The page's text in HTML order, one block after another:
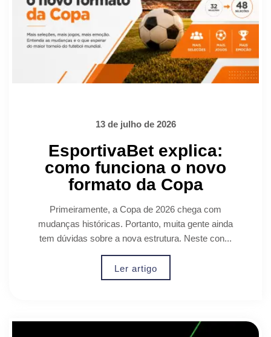
13 de julho de 2026
EsportivaBet explica:
como funciona o novo
formato da Copa
Primeiramente, a Copa de 2026 chega com
mudanças históricas. Portanto, muita gente ainda
tem dúvidas sobre a nova estrutura. Neste con...
Ler artigo